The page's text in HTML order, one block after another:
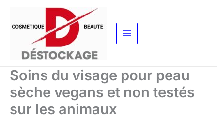
contenu
Soins du visage pour peau
sèche vegans et non testés
sur les animaux